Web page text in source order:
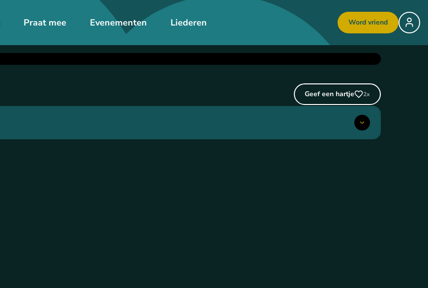
Praat mee Evenementen Liederen Word vriend
Geef een hartje 2x